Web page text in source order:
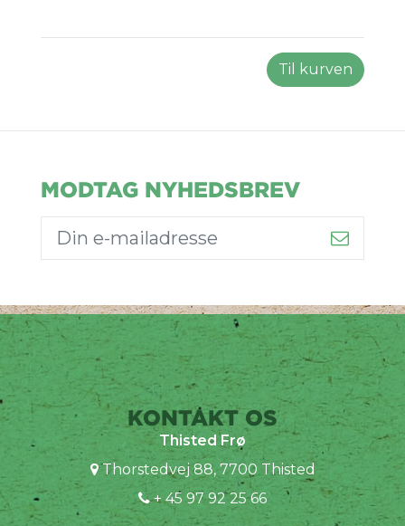
Til kurven
MODTAG NYHEDSBREV
KONTAKT OS
Thisted Frø
Thorstedvej 88, 7700 Thisted
+ 45 97 92 25 66